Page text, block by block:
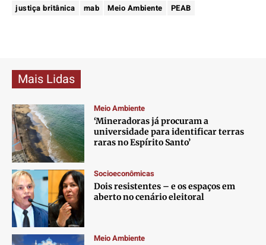
justiça britânica
mab Meio Ambiente PEAB
Mais Lidas
Meio Ambiente
‘Mineradoras já procuram a
universidade para identificar terras
raras no Espírito Santo’
Socioeconômicas
Dois resistentes – e os espaços em
aberto no cenário eleitoral
Meio Ambiente